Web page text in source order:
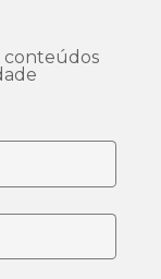
conteúdos